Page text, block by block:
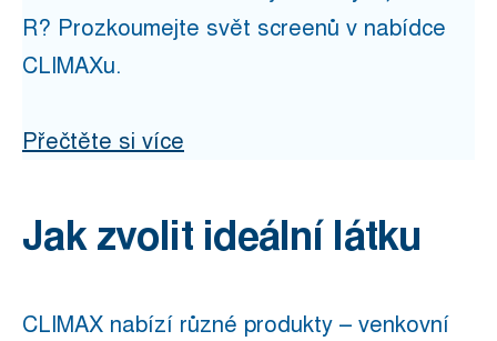
R? Prozkoumejte svět screenů v nabídce
CLIMAXu.
Přečtěte si více
Jak zvolit ideální látku
CLIMAX nabízí různé produkty – venkovní